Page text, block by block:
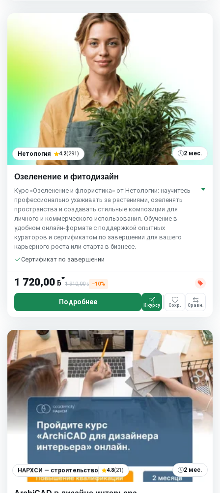
Нетология 4.2(291) 2 мес.
Озеленение и фитодизайн
Курс «Озеленение и флористика» от Нетологии: научитесь
профессионально ухаживать за растениями, озеленять
пространства и создавать стильные композиции для
личного и коммерческого использования. Обучение в
удобном онлайн-формате с поддержкой опытных
кураторов и сертификатом по завершении для вашего
карьерного роста или старта в бизнесе.
Сертификат по завершении
1 720,00 ƃ*
1 910,00ƃ −10%
Подробнее К курсу Сохр. Сравн.
НАРХСИ — строительство 4.8(21) 2 мес.